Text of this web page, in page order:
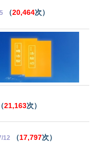
（20,464次）
（21,163次）
12 （17,797次）